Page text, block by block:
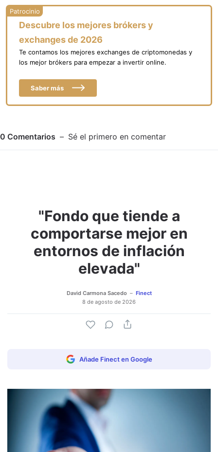
Descubre los mejores brókers y
exchanges de 2026
Te contamos los mejores exchanges de criptomonedas y
los mejor brókers para empezar a invertir online.
Saber más
0 Comentarios Sé el primero en comentar
Adjuntar imagen Comentar
"Fondo que tiende a
comportarse mejor en
entornos de inflación
elevada"
David Carmona Sacedo
Finect
8 de agosto de 2026
Añade Finect en Google